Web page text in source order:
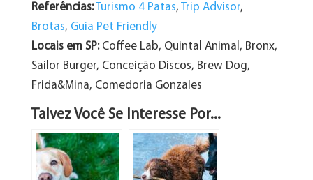
Referências:Turismo 4 Patas, Trip Advisor,
Brotas, Guia Pet Friendly
Locais em SP:Coffee Lab, Quintal Animal, Bronx,
Sailor Burger, Conceição Discos, Brew Dog,
Frida&Mina, Comedoria Gonzales
Talvez Você Se Interesse Por...